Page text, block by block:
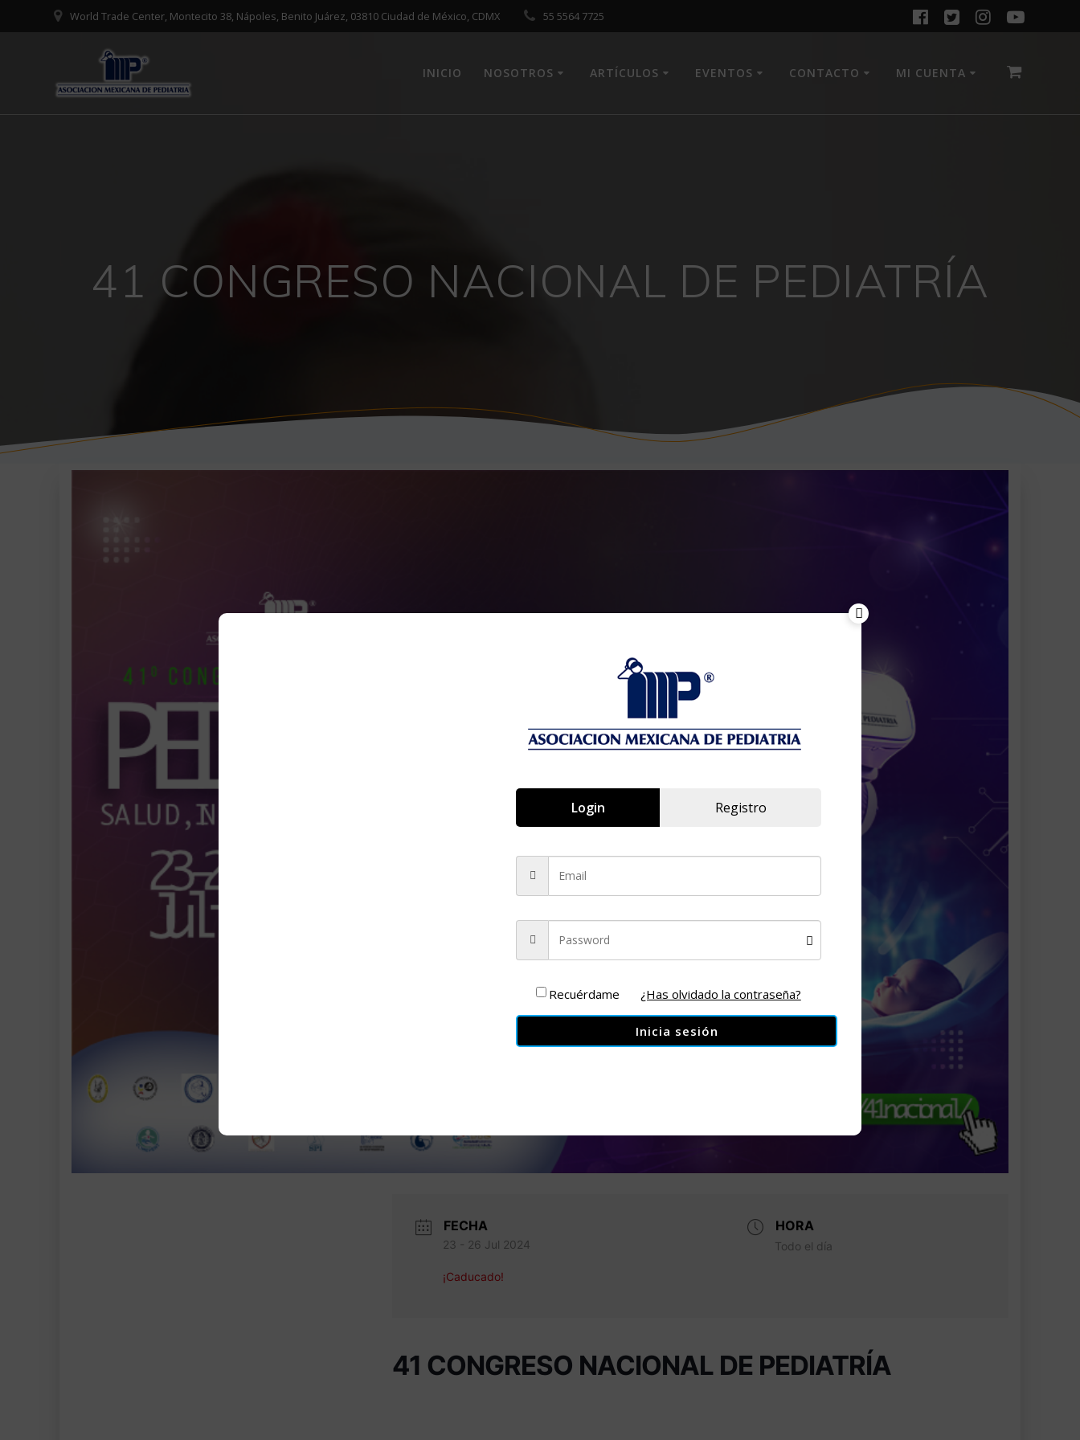
World Trade Center, Montecito 38, Nápoles, Benito Juárez, 03810 Ciudad de México, CDMX 55 5564 7725
INICIO NOSOTROS ARTÍCULOS EVENTOS CONTACTO MI CUENTA
41 CONGRESO NACIONAL DE PEDIATRÍA
FECHA
23 - 26 Jul 2024
¡Caducado!
HORA
Todo el día
41 CONGRESO NACIONAL DE PEDIATRÍA
Login Registro
Recuérdame ¿Has olvidado la contraseña?
Inicia sesión